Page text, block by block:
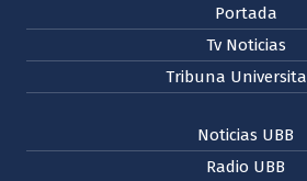
Portada
Tv Noticias
Tribuna
Noticias UBB
Radio UBB